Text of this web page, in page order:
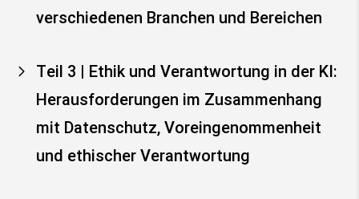
verschiedenen Branchen und Bereichen
Teil 3 | Ethik und Verantwortung in der KI:
Herausforderungen im Zusammenhang
mit Datenschutz, Voreingenommenheit
und ethischer Verantwortung